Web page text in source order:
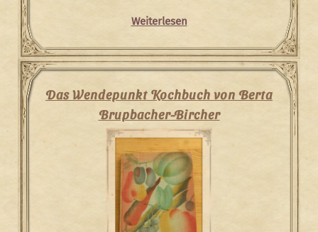
Weiterlesen
Das Wendepunkt Kochbuch von Berta
Brupbacher-Bircher